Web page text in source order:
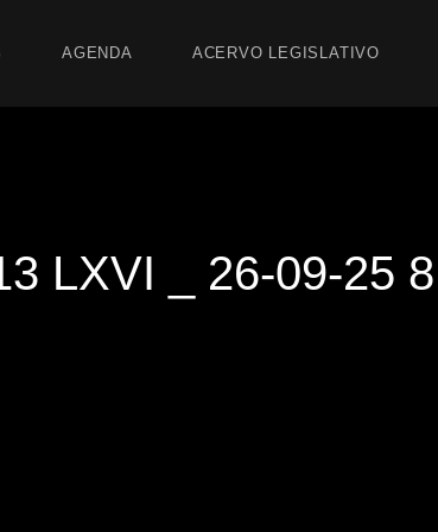
AGENDA ACERVO LEGISLATIVO
LXVI _ 26-09-25 8